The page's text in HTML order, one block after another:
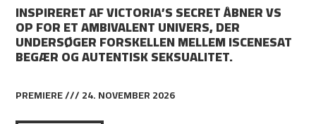
INSPIRERET AF VICTORIA’S SECRET ÅBNER VS
OP FOR ET AMBIVALENT UNIVERS, DER
UNDERSØGER FORSKELLEN MELLEM ISCENESAT
BEGÆR OG AUTENTISK SEKSUALITET.
PREMIERE /// 24. NOVEMBER 2026